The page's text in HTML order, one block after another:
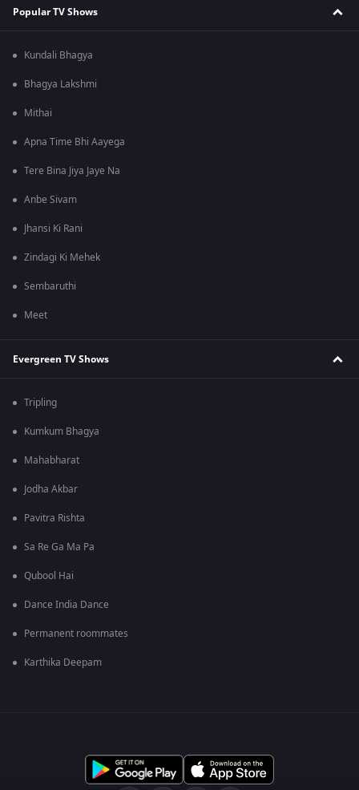
Popular TV Shows
Kundali Bhagya
Bhagya Lakshmi
Mithai
Apna Time Bhi Aayega
Tere Bina Jiya Jaye Na
Anbe Sivam
Jhansi Ki Rani
Zindagi Ki Mehek
Sembaruthi
Meet
Evergreen TV Shows
Tripling
Kumkum Bhagya
Mahabharat
Jodha Akbar
Pavitra Rishta
Sa Re Ga Ma Pa
Qubool Hai
Dance India Dance
Permanent roommates
Karthika Deepam